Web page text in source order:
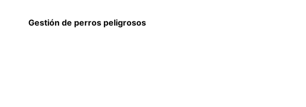
Gestión de perros peligrosos